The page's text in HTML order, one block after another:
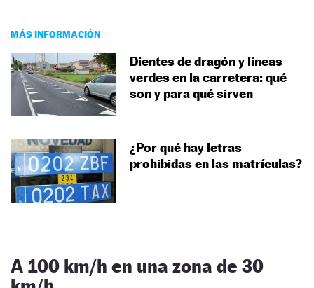
MÁS INFORMACIÓN
Dientes de dragón y líneas
verdes en la carretera: qué
son y para qué sirven
¿Por qué hay letras
prohibidas en las matrículas?
A 100 km/h en una zona de 30